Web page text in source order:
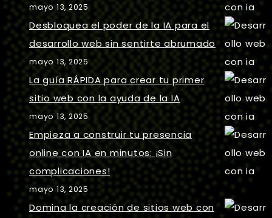
mayo 13, 2025
Desbloquea el poder de la IA para el
desarrollo web sin sentirte abrumado
mayo 13, 2025
La guía RÁPIDA para crear tu primer
sitio web con la ayuda de la IA
mayo 13, 2025
Empieza a construir tu presencia
online con IA en minutos: ¡Sin
complicaciones!
mayo 13, 2025
Domina la creación de sitios web con